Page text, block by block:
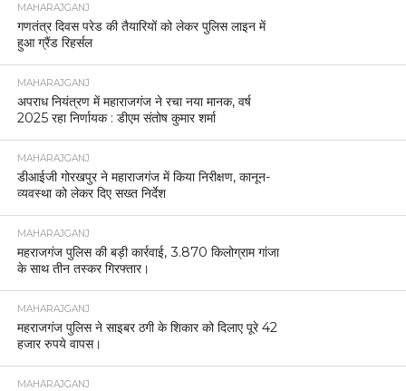
MAHARAJGANJ
गणतंत्र दिवस परेड की तैयारियों को लेकर पुलिस लाइन में
हुआ ग्रैंड रिहर्सल
MAHARAJGANJ
अपराध नियंत्रण में महाराजगंज ने रचा नया मानक, वर्ष
2025 रहा निर्णायक : डीएम संतोष कुमार शर्मा
MAHARAJGANJ
डीआईजी गोरखपुर ने महाराजगंज में किया निरीक्षण, कानून-
व्यवस्था को लेकर दिए सख्त निर्देश
MAHARAJGANJ
महराजगंज पुलिस की बड़ी कार्रवाई, 3.870 किलोग्राम गांजा
के साथ तीन तस्कर गिरफ्तार।
MAHARAJGANJ
महराजगंज पुलिस ने साइबर ठगी के शिकार को दिलाए पूरे 42
हजार रुपये वापस।
MAHARAJGANJ